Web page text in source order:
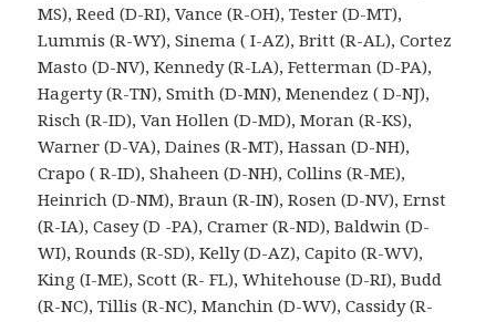
MS), Reed (D-RI), Vance (R-OH), Tester (D-MT),
Lummis (R-WY), Sinema ( I-AZ), Britt (R-AL), Cortez
Masto (D-NV), Kennedy (R-LA), Fetterman (D-PA),
Hagerty (R-TN), Smith (D-MN), Menendez ( D-NJ),
Risch (R-ID), Van Hollen (D-MD), Moran (R-KS),
Warner (D-VA), Daines (R-MT), Hassan (D-NH),
Crapo ( R-ID), Shaheen (D-NH), Collins (R-ME),
Heinrich (D-NM), Braun (R-IN), Rosen (D-NV), Ernst
(R-IA), Casey (D -PA), Cramer (R-ND), Baldwin (D-
WI), Rounds (R-SD), Kelly (D-AZ), Capito (R-WV),
King (I-ME), Scott (R- FL), Whitehouse (D-RI), Budd
(R-NC), Tillis (R-NC), Manchin (D-WV), Cassidy (R-